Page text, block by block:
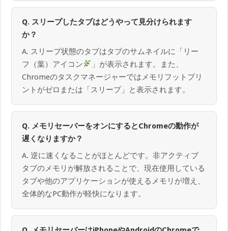
Q. スリープしたタブはどうやって見分けられます
か？
A. スリープ状態のタブはタブのサムネイルに「リー
フ（葉）アイコン
」が表示されます。また、
Chromeのタスクマネージャーではメモリフットプリ
ントがゼロまたは「スリープ」と表示されます。
Q. メモリセーバーをオンにするとChromeの動作が
遅くなりますか？
A. 逆に速くなることがほとんどです。非アクティブ
タブのメモリが解放されることで、現在使用している
タブや他のアプリケーションが使えるメモリが増え、
全体的なPC動作が軽快になります。